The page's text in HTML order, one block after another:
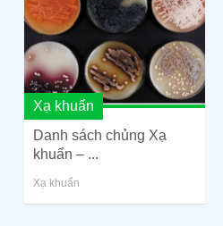
Xạ khuẩn
Danh sách chủng Xạ
khuẩn – ...
Xạ khuẩn